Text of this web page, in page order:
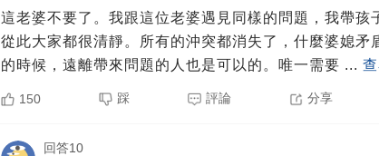
這老婆不要了。我跟這位老婆遇見同樣的問題，我帶孩
從此大家都很清靜。所有的沖突都消失了，什麼婆媳矛
的時候，遠離帶來問題的人也是可以的。唯一需要 ...
150 踩 評論 分享
回答10